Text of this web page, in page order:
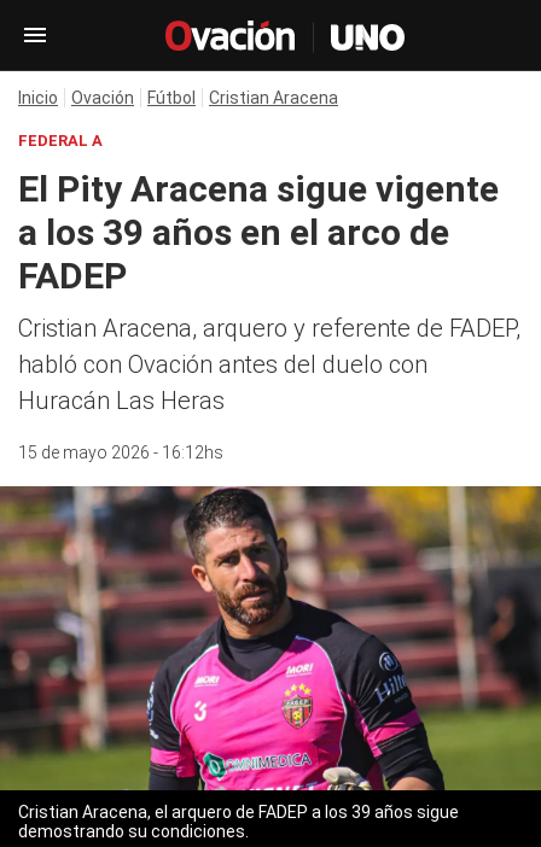
Inicio Ovación Fútbol Cristian Aracena
FEDERAL A
El Pity Aracena sigue vigente
a los 39 años en el arco de
FADEP
Cristian Aracena, arquero y referente de FADEP,
habló con Ovación antes del duelo con
Huracán Las Heras
15 de mayo 2026 - 16:12hs
Cristian Aracena, el arquero de FADEP a los 39 años sigue
demostrando su condiciones.